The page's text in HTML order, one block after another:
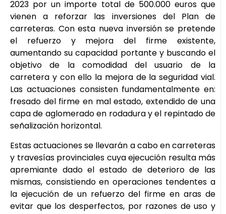
2023 por un importe total de 500.000 euros que
vienen a reforzar las inversiones del Plan de
carreteras. Con esta nueva inversión se pretende
el refuerzo y mejora del firme existente,
aumentando su capacidad portante y buscando el
objetivo de la comodidad del usuario de la
carretera y con ello la mejora de la seguridad vial.
Las actuaciones consisten fundamentalmente en:
fresado del firme en mal estado, extendido de una
capa de aglomerado en rodadura y el repintado de
señalización horizontal.
Estas actuaciones se llevarán a cabo en carreteras
y travesías provinciales cuya ejecución resulta más
apremiante dado el estado de deterioro de las
mismas, consistiendo en operaciones tendentes a
la ejecución de un refuerzo del firme en aras de
evitar que los desperfectos, por razones de uso y